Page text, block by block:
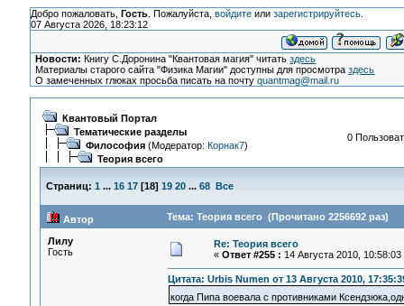
Добро пожаловать, Гость. Пожалуйста, войдитеили зарегистрируйтесь.
07 Августа 2026, 18:23:12
Новости: Книгу С.Доронина "Квантовая магия" читатьздесь
Материалы старого сайта "Физика Магии" доступны для просмотраздесь
О замеченных глюках просьба писать на почтуquantmag@mail.ru
Квантовый Портал
Тематические разделы
Философия(Модератор: Корнак7)
Теория всего
0
Страниц: 1 ... 16 17[18] 19 20 ... 68 Все
Автор Тема: Теория всего (Прочитано 2256692 раз)
Лилу
Гость
Re: Теория всего
« Ответ #255 : 14 Августа 2010, 10:58:03
Цитата: Urbis Numen от 13 Августа 2010,
когда Пипа воевала с противниками